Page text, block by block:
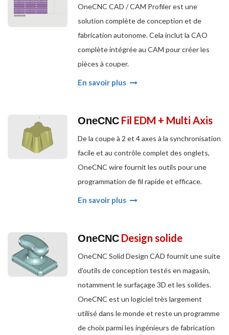
OneCNC CAD / CAM Profiler est une
solution complète de conception et de
fabrication autonome. Cela inclut la CAO
complète intégrée au CAM pour créer les
pièces à couper.
En savoir plus
OneCNC Fil EDM + Multi Axis
De la coupe à 2 et 4 axes à la synchronisation
facile et au contrôle complet des onglets,
OneCNC wire fournit les outils pour une
programmation de fil rapide et efficace.
En savoir plus
OneCNC Design solide
OneCNC Solid Design CAD fournit une suite
d'outils de conception testés en magasin,
notamment le surfaçage 3D et les solides.
OneCNC est un logiciel très largement
utilisé dans le monde et reste un programme
de choix parmi les ingénieurs de fabrication